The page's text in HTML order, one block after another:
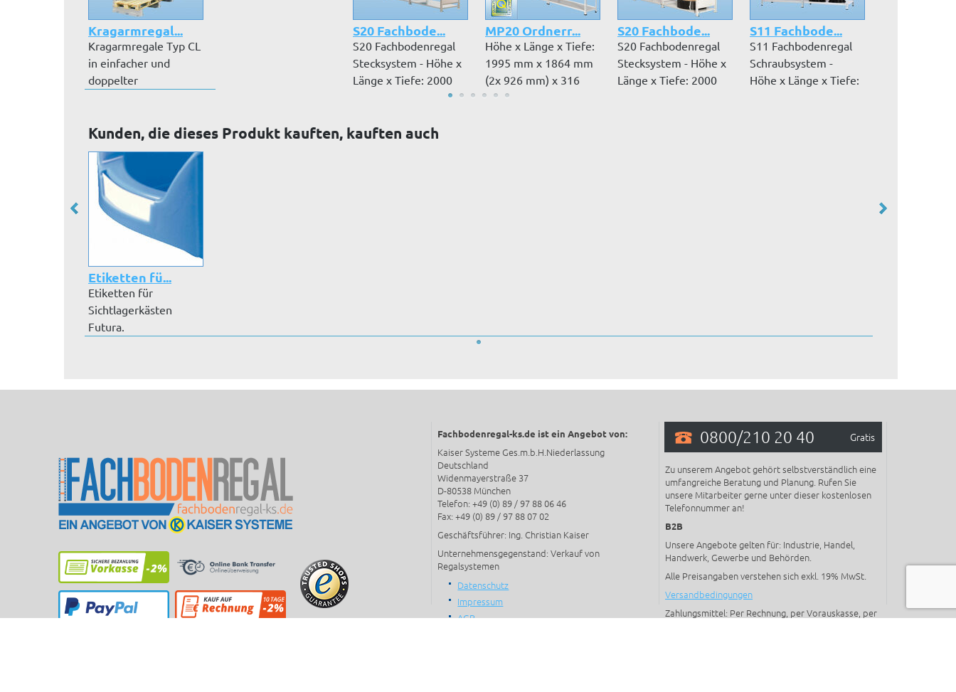
Kragarmregal...
Kragarmregale Typ CL
in einfacher und
doppelter
S20 Fachbode...
S20 Fachbodenregal
Stecksystem - Höhe x
Länge x Tiefe: 2000
MP20 Ordnerr...
Höhe x Länge x Tiefe:
1995 mm x 1864 mm
(2x 926 mm) x 316
mmmit ins...
S20 Fachbode...
S20 Fachbodenregal
Stecksystem - Höhe x
Länge x Tiefe: 2000
S11 Fachbode...
S11 Fachbodenregal
Schraubsystem -
Höhe x Länge x Tiefe:
Kunden, die dieses Produkt kauften, kauften auch
Etiketten fü...
Etiketten für
Sichtlagerkästen
Futura.
Fachbodenregal-ks.de ist ein Angebot von:
Kaiser Systeme Ges.m.b.H.Niederlassung
Deutschland
Widenmayerstraße 37
D-80538 München
Telefon: +49 (0) 89 / 97 88 06 46
Fax: +49 (0) 89 / 97 88 07 02
Geschäftsführer: Ing. Christian Kaiser
Unternehmensgegenstand: Verkauf von
Regalsystemen
Datenschutz
Impressum
AGB
0800/210 20 40 Gratis
Zu unserem Angebot gehört selbstverständlich eine
umfangreiche Beratung und Planung. Rufen Sie
unsere Mitarbeiter gerne unter dieser kostenlosen
Telefonnummer an!
B2B
Unsere Angebote gelten für: Industrie, Handel,
Handwerk, Gewerbe und Behörden.
Alle Preisangaben verstehen sich exkl. 19% MwSt.
Versandbedingungen
Zahlungsmittel: Per Rechnung, per Vorauskasse, per